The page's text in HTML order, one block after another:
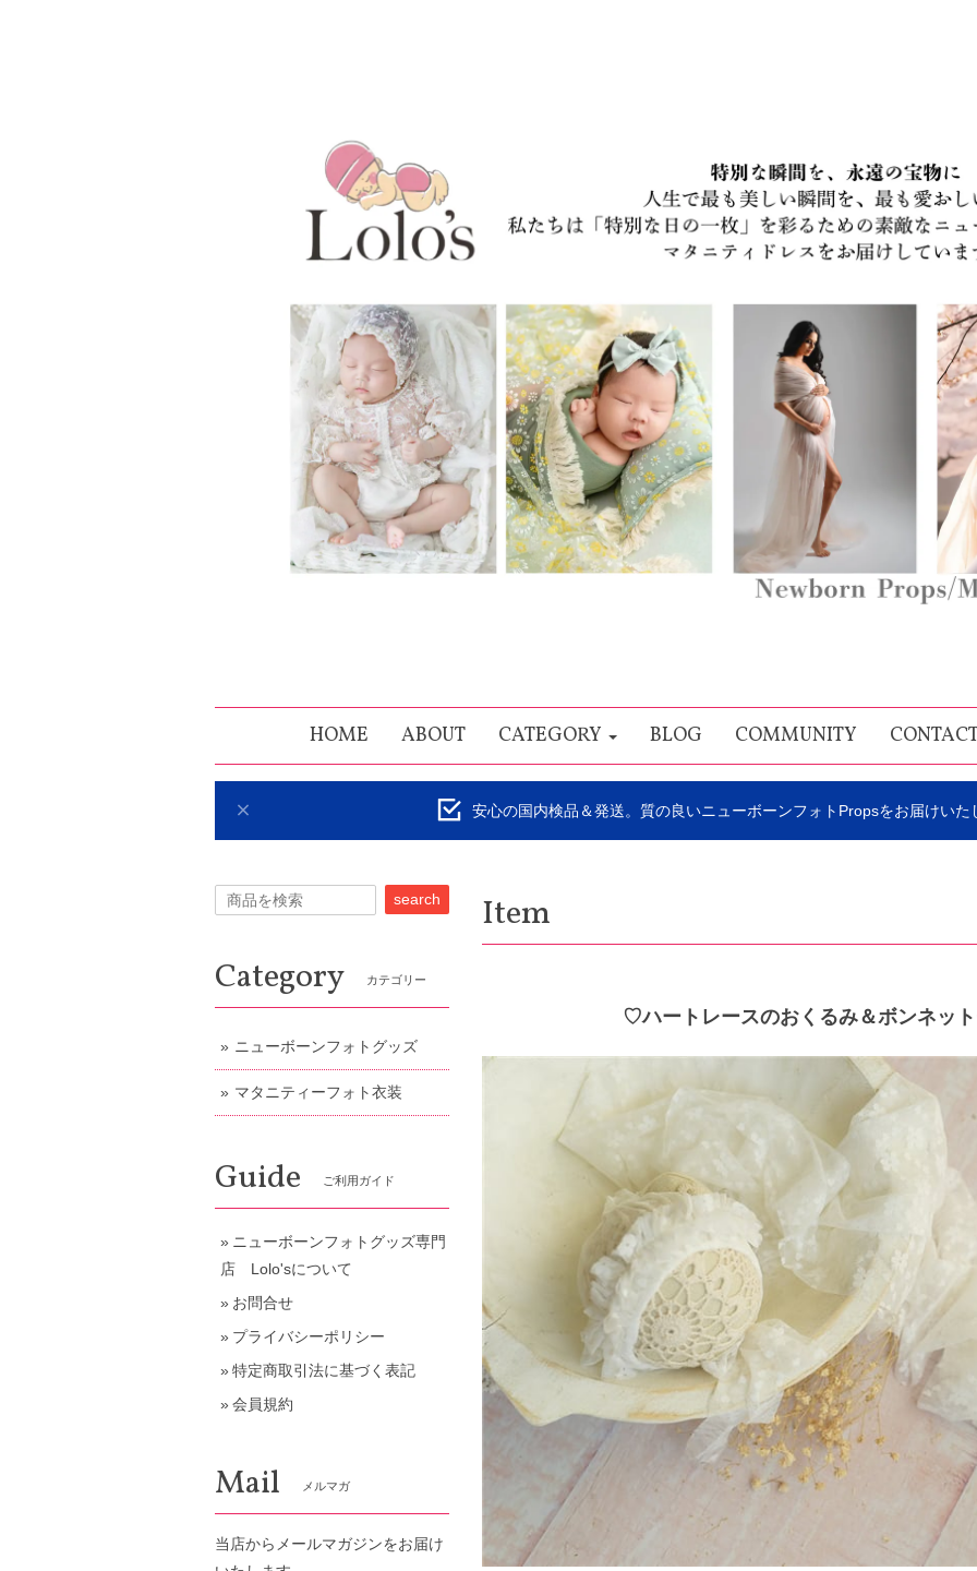
HOME ABOUT CATEGORY BLOG COMMUNITY
安心の国内検品＆発送。質の良いニューボーンフォトPropsをお届けいた
Item
♡ハートレースのおくるみ＆ボンネッ
search
Category カテゴリー
ニューボーンフォトグッズ
マタニティーフォト衣装
Guide ご利用ガイド
ニューボーンフォトグッズ専門
店 Lolo'sについて
お問合せ
プライバシーポリシー
特定商取引法に基づく表記
会員規約
Mail メルマガ
当店からメールマガジンをお届け